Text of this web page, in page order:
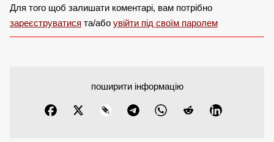
Для того щоб залишати коментарі, вам потрібно
зареєструватися та/або увійти під своїм паролем
поширити інформацію